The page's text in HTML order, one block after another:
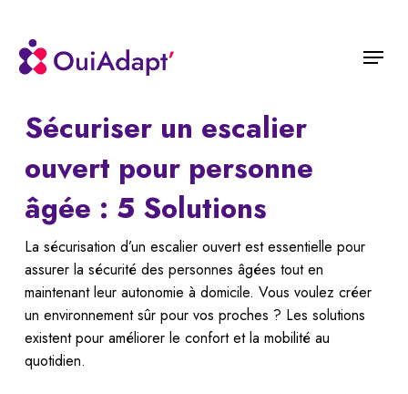
main
content
Menu
Sécuriser un escalier
ouvert pour personne
âgée : 5 Solutions
La sécurisation d’un escalier ouvert est essentielle pour
assurer la sécurité des personnes âgées tout en
maintenant leur autonomie à domicile. Vous voulez créer
un environnement sûr pour vos proches ? Les solutions
existent pour améliorer le confort et la mobilité au
quotidien.